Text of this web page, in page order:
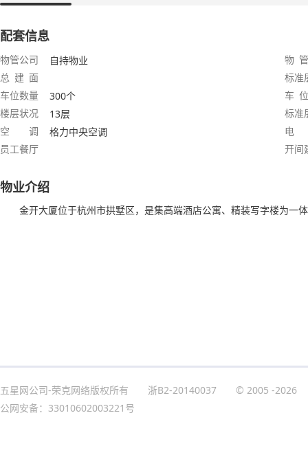
配套信息
物管公司 自持物业
物
总 建 面
标准
车位数量
300个
车
楼层状况
13层
标准
空 调
格力中央空调
电
员工餐厅
开间
物业介绍
金开大厦位于杭州市拱墅区，是集高端酒店公寓、精装写字楼为一
五星网公司-荣克网络版权所有 浙B2-20140037 © 2005 -2026
公网安备：33010602003221号